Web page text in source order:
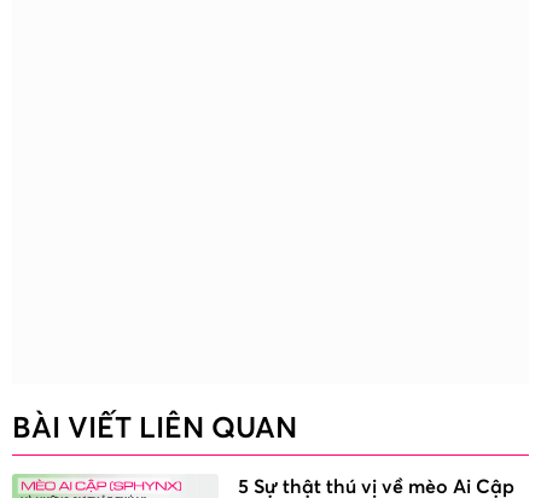
BÀI VIẾT LIÊN QUAN
5 Sự thật thú vị về mèo Ai Cập